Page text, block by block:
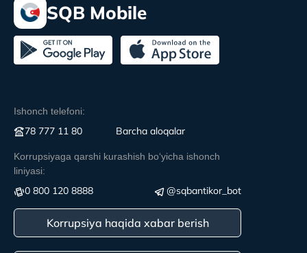
SQB Mobile
Ishonch telefoni:
78 777 11 80 Вarcha aloqalar
Korrupsiyaga qarshi kurashish boʻyicha ishonch
liniyasi:
0 800 120 8888 @sqbantikor_bot
Korrupsiya haqida xabar berish